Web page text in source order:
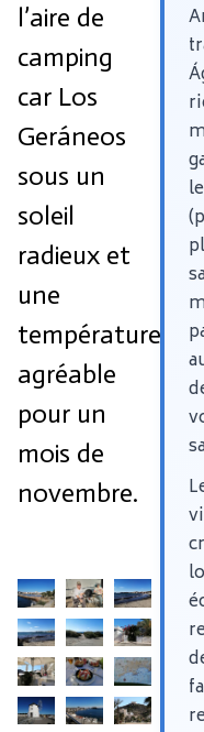
l’aire de
camping
car Los
Geráneos
sous un
soleil
radieux et
une
température
agréable
pour un
mois de
novembre.